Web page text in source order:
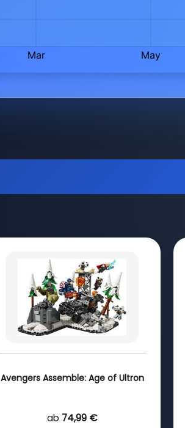
Avengers Assemble: Age of Ultron
ab 74,99 €